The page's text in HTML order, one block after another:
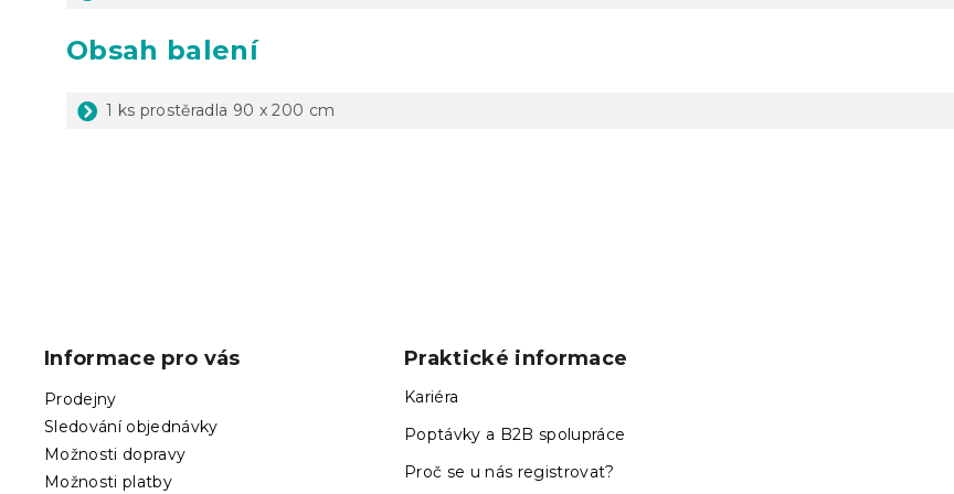
Obsah balení
1 ks prostěradla 90 x 200 cm
Informace pro vás
Prodejny
Sledování objednávky
Možnosti dopravy
Možnosti platby
Praktické informace
Kariéra
Poptávky a B2B spolupráce
Proč se u nás registrovat?